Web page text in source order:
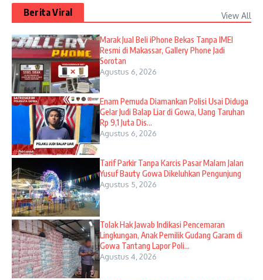
Berita Viral View All
​Marak Jual Beli iPhone Bekas Tanpa IMEI
Resmi di Makassar, Gallery Phone Jadi
Sorotan
Agustus 6, 2026
Enam Pemuda Diamankan Polisi Usai Diduga
Gelar Judi Balap Liar di Gowa, Uang Taruhan
Rp 9,1 Juta Dis...
Agustus 6, 2026
Tarif Parkir Tanpa Karcis Pasar Malam Jalan
Yusuf Bauty Gowa Dikeluhkan Pengunjung
Agustus 5, 2026
Tolak Hak Jawab Indikasi Pencemaran
Lingkungan, Anak Pemilik Gudang Garam di
Gowa Tantang Lapor Poli...
Agustus 4, 2026